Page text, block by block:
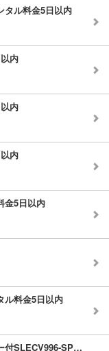
タル料金5日以内
内
内
内
金5日以内
ル料金5日以内
ステンレスオートシーラープリンター付SLECV996-SPレンタル料金5日以内